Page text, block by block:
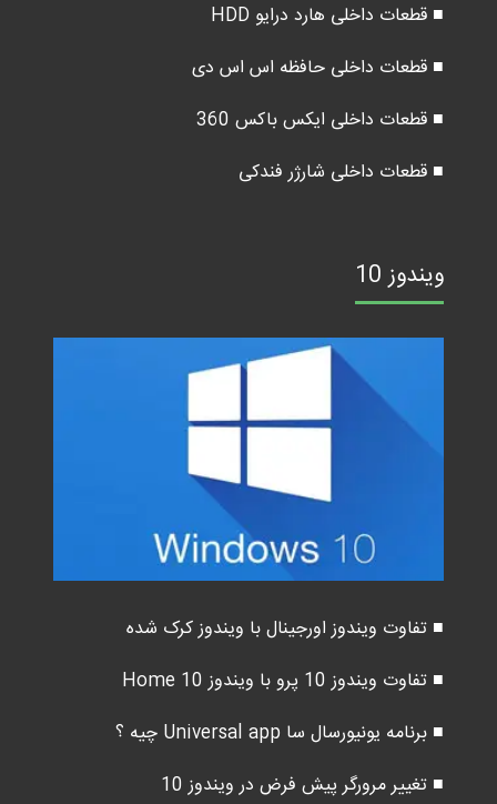
■ قطعات داخلی هارد درایو HDD
■ قطعات داخلی حافظه اس اس دی
■ قطعات داخلی ایکس باکس 360
■ قطعات داخلی شارژر فندکی
ویندوز 10
■ تفاوت ویندوز اورجینال با ویندوز کرک شده
■ تفاوت ویندوز 10 پرو با ویندوز 10 Home
■ برنامه یونیورسال سا Universal app چیه ؟
■ تغییر مرورگر پیش فرض در ویندوز 10